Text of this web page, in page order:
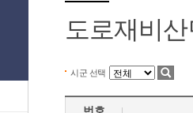
도로재비
시군 선택